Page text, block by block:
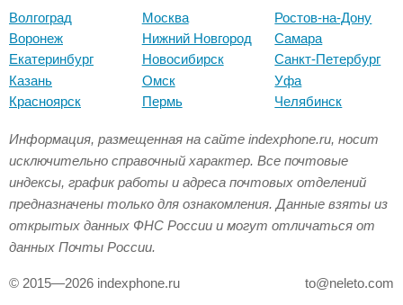
Волгоград
Воронеж
Екатеринбург
Казань
Красноярск
Москва
Нижний Новгород
Новосибирск
Омск
Пермь
Ростов-на-Дону
Самара
Санкт-Петербург
Уфа
Челябинск
Информация, размещенная на сайте indexphone.ru, носит
исключительно справочный характер. Все почтовые
индексы, график работы и адреса почтовых отделений
предназначены только для ознакомления. Данные взяты из
открытых данных ФНС России и могут отличаться от
данных Почты России.
© 2015—2026 indexphone.ru to@neleto.com